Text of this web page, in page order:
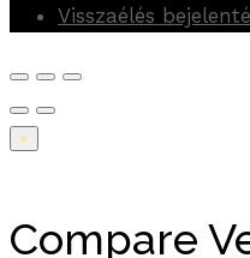
Visszaélés
×
Compare